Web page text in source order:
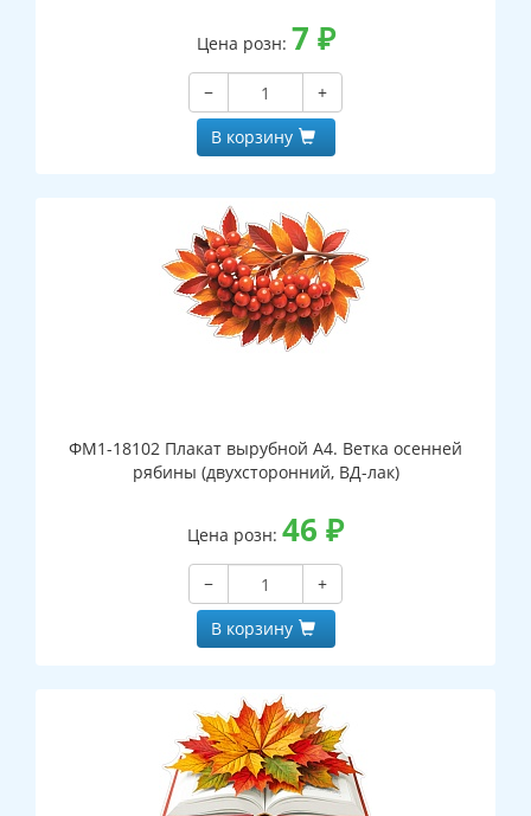
Цена розн: 7 ₽
−
+
В корзину
ФМ1-18102 Плакат вырубной А4. Ветка осенней
рябины (двухсторонний, ВД-лак)
Цена розн: 46 ₽
−
+
В корзину